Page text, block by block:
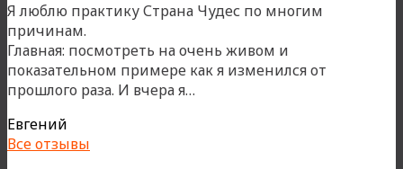
Я люблю практику Страна Чудес по многим
причинам.
Главная: посмотреть на очень живом и
показательном примере как я изменился от
прошлого раза. И вчера я…
Евгений
Все отзывы